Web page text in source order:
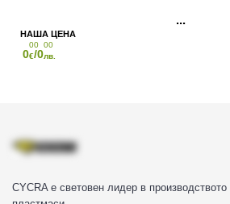
CYCRA е световен лидер в
0
00
€/0
00
лв.